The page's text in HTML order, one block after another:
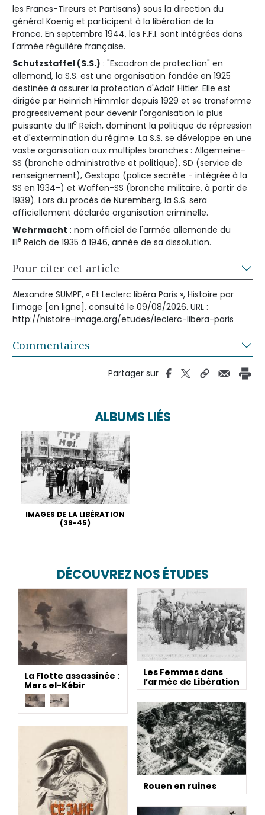
les Francs-Tireurs et Partisans) sous la direction du
général Koenig et participent à la libération de la
France. En septembre 1944, les F.F.I. sont intégrées dans
l'armée régulière française.
Schutzstaffel (S.S.) : "Escadron de protection" en
allemand, la S.S. est une organisation fondée en 1925
destinée à assurer la protection d'Adolf Hitler. Elle est
dirigée par Heinrich Himmler depuis 1929 et se transforme
progressivement pour devenir l'organisation la plus
puissante du IIIe Reich, dominant la politique de répression
et d'extermination du régime. La S.S. se développe en une
vaste organisation aux multiples branches : Allgemeine-
SS (branche administrative et politique), SD (service de
renseignement), Gestapo (police secrète - intégrée à la
SS en 1934-) et Waffen-SS (branche militaire, à partir de
1939). Lors du procès de Nuremberg, la S.S. sera
officiellement déclarée organisation criminelle.
Wehrmacht : nom officiel de l'armée allemande du
IIIe Reich de 1935 à 1946, année de sa dissolution.
Pour citer cet article
Alexandre SUMPF, « Et Leclerc libéra Paris », Histoire par
l'image [en ligne], consulté le 09/08/2026. URL :
http://histoire-image.org/etudes/leclerc-libera-paris
Commentaires
Partager sur
ALBUMS LIÉS
IMAGES DE LA LIBÉRATION
(39-45)
DÉCOUVREZ NOS ÉTUDES
La Flotte assassinée :
Mers el-Kébir
Les Femmes dans
l’armée de Libération
Rouen en ruines